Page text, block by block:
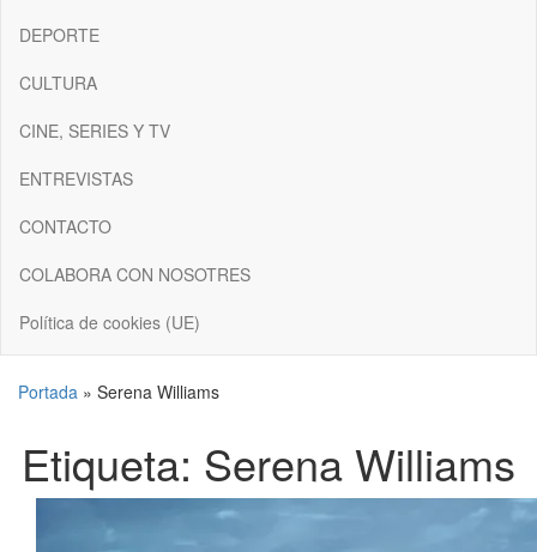
DEPORTE
CULTURA
CINE, SERIES Y TV
ENTREVISTAS
CONTACTO
COLABORA CON NOSOTRES
Política de cookies (UE)
Portada » Serena Williams
Etiqueta: Serena Williams